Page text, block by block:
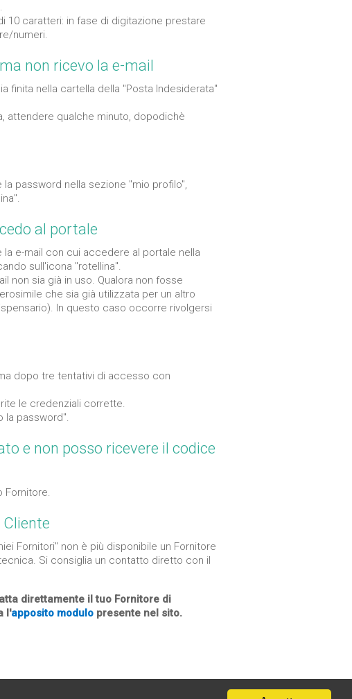
10 caratteri: in fase di digitazione prestare
numeri.
non ricevo la e-mail
finita nella cartella della "Posta Indesiderata"
attendere qualche minuto, dopodichè
password nella sezione "mio profilo",
al portale
e-mail con cui accedere al portale nella
sull'icona "rotellina".
non sia già in uso. Qualora non fosse
che sia già utilizzata per un altro
In questo caso occorre rivolgersi
dopo tre tentativi di accesso con
le credenziali corrette.
la password".
e non posso ricevere il codice
Fornitore.
Fornitori" non è più disponibile un Fornitore
Si consiglia un contatto diretto con il
direttamente il tuo Fornitore di
l'apposito modulo presente nel sito.